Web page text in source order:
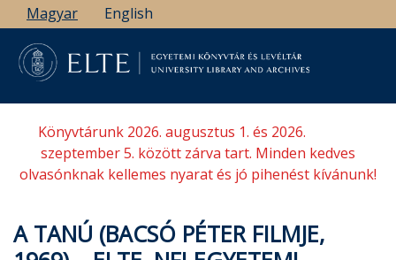
Ugrás
a
tartalomra
Magyar English
Könyvtárunk 2026. augusztus 1. és 2026.
szeptember 5. között zárva tart. Minden kedves
olvasónknak kellemes nyarat és jó pihenést kívánunk!
A TANÚ (BACSÓ PÉTER FILMJE,